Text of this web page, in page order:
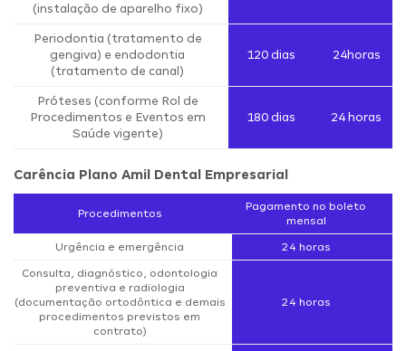
(instalação de aparelho fixo)
Periodontia (tratamento de
gengiva) e endodontia
(tratamento de canal)
120 dias 24horas
Próteses (conforme Rol de
Procedimentos e Eventos em
Saúde vigente)
180 dias 24 horas
Carência Plano Amil Dental Empresarial
Procedimentos
Pagamento no boleto
mensal
Urgência e emergência 24 horas
Consulta, diagnóstico, odontologia
preventiva e radiologia
(documentação ortodôntica e demais
procedimentos previstos em
contrato)
24 horas